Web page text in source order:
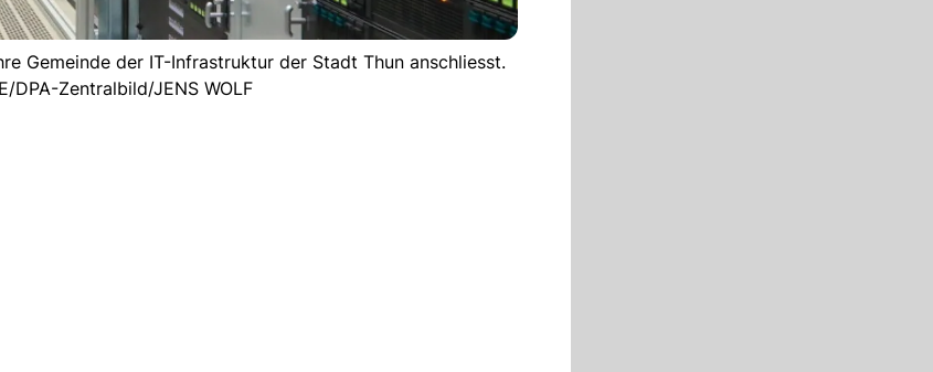
Gemeinde der IT-Infrastruktur der Stadt Thun anschliesst.
DPA-Zentralbild/JENS WOLF